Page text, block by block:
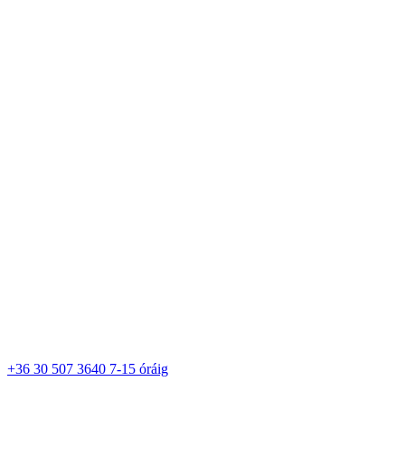
+36 30 507 3640 7-15 óráig